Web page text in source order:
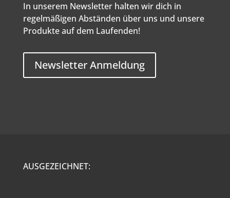
In unserem Newsletter halten wir dich in
regelmäßigen Abständen über uns und unsere
Produkte auf dem Laufenden!
Newsletter Anmeldung
AUSGEZEICHNET: